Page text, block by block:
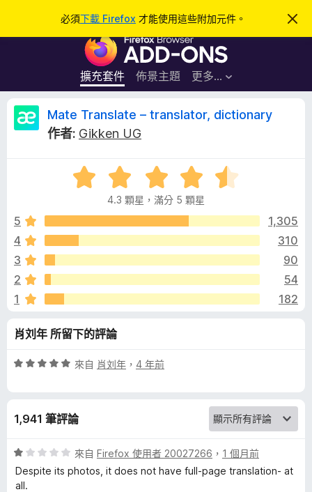
必須下載 Firefox 才能使用這些附加元件。
忽
此
F
r
e
覽
器
附
加
件
擴充套件 佈景主題 更多…
登入
M
e
T
r
a
n
l
a
Mate Translate – translator, dictionary
作者: Gikken UG
評
價
.
分
滿
5
4.3 顆星，滿分 5 顆星
5
1,305
4
310
3
90
2
54
1
182
肖刘年 所留下的評論
評
，
分
5
分
來自 肖刘年 ， 4 年前
1,941 筆評論
評
價
1
來自 Firefox 使用者 20027266 ， 1 個月前
Despite its photos, it does not have full-page translation- at
all.